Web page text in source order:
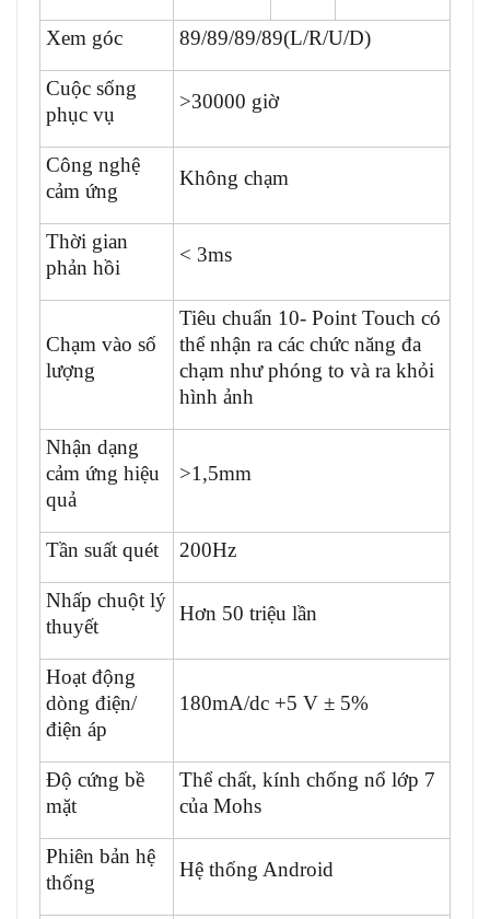
Xem góc 89/89/89/89(L/R/U/D)
Cuộc sống
phục vụ
>30000 giờ
Công nghệ
cảm ứng
Không chạm
Thời gian
phản hồi
< 3ms
Chạm vào số
lượng
Tiêu chuẩn 10- Point Touch có
thể nhận ra các chức năng đa
chạm như phóng to và ra khỏi
hình ảnh
Nhận dạng
cảm ứng hiệu
quả
>1,5mm
Tần suất quét 200Hz
Nhấp chuột lý
thuyết
Hơn 50 triệu lần
Hoạt động
dòng điện/
điện áp
180mA/dc +5 V ± 5%
Độ cứng bề
mặt
Thể chất, kính chống nổ lớp 7
của Mohs
Phiên bản hệ
thống
Hệ thống Android